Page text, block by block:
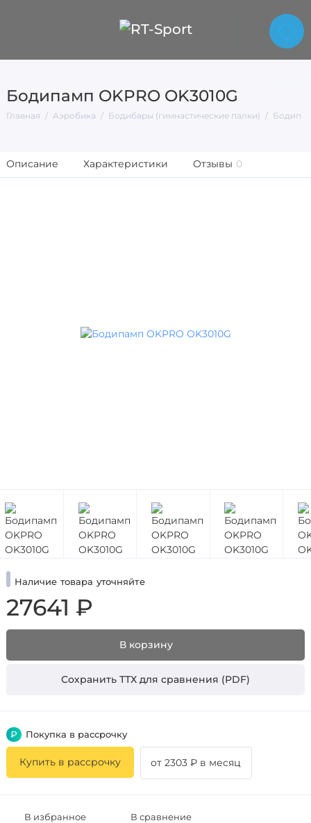
Бодипамп OKPRO OK3010G
Главная Аэробика Бодибары (гимнастические палки)
Описание Характеристики Отзывы 0
Наличие товара уточняйте
27641 ₽
В корзину
Сохранить ТТХ для сравнения (PDF)
В избранное В сравнение
₽ Покупка в рассрочку
Купить в рассрочку от 2303 ₽ в месяц